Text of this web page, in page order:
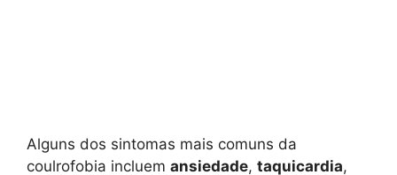
Alguns dos sintomas mais comuns da
coulrofobia incluem ansiedade, taquicardia,